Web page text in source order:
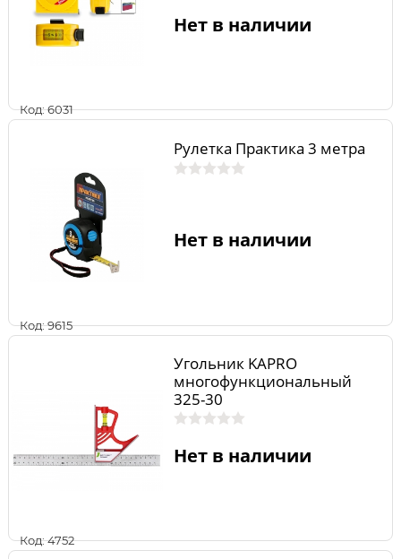
Код: 6031
Нет в наличии
Код: 9615
Рулетка Практика 3 метра
Нет в наличии
Код: 4752
Угольник KAPRO
многофункциональный
325-30
Нет в наличии